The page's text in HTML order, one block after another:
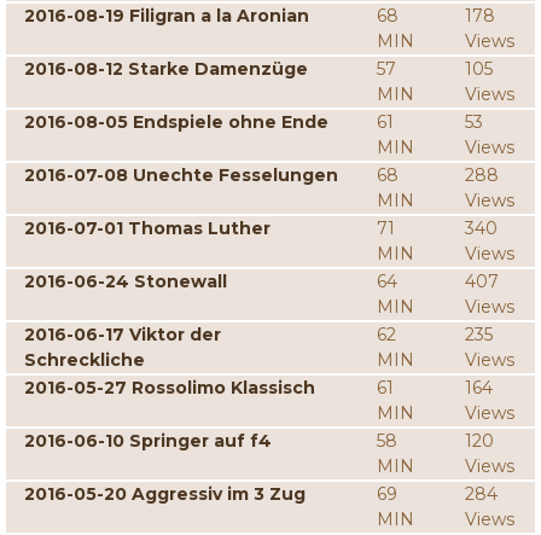
2016-08-19 Filigran a la Aronian
68
MIN
178
Views
2016-08-12 Starke Damenzüge
57
MIN
105
Views
2016-08-05 Endspiele ohne Ende
61
MIN
53
Views
2016-07-08 Unechte Fesselungen
68
MIN
288
Views
2016-07-01 Thomas Luther
71
MIN
340
Views
2016-06-24 Stonewall
64
MIN
407
Views
2016-06-17 Viktor der
Schreckliche
62
MIN
235
Views
2016-05-27 Rossolimo Klassisch
61
MIN
164
Views
2016-06-10 Springer auf f4
58
MIN
120
Views
2016-05-20 Aggressiv im 3 Zug
69
MIN
284
Views